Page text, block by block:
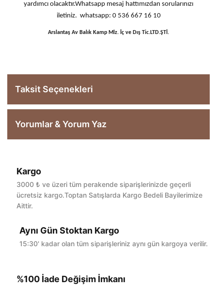
yardımcı olacaktır.Whatsapp mesaj hattımızdan sorularınızı
iletiniz. whatsapp: 0 536 667 16 10
Arslantaş Av Balık Kamp Mlz. İç ve Dış Tic.LTD.ŞTİ.
Taksit Seçenekleri
Yorumlar & Yorum Yaz
Bu ürüne ilk yorumu siz yapın!
Kargo
3000 ₺ ve üzeri tüm perakende siparişlerinizde geçerli
ücretsiz kargo.Toptan Satışlarda Kargo Bedeli Bayilerimize
Aittir.
Aynı Gün Stoktan Kargo
15:30' kadar olan tüm siparişleriniz aynı gün kargoya verilir.
%100 İade Değişim İmkanı